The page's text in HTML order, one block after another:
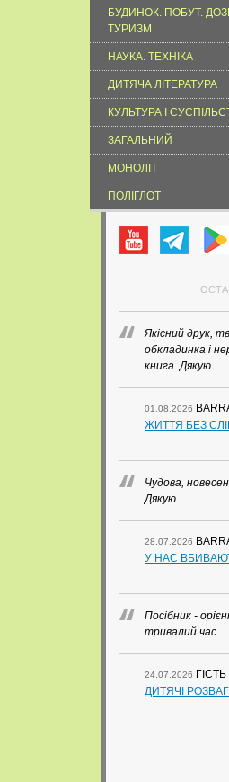
БУДИНОК. ПОБУТ.
ТУРИЗМ
НАУКА. ТЕХНІКА
ДИТЯЧА ЛІТЕРАТУРА
КУЛЬТУРА І
ЗАГАЛЬНИЙ
МОНОЛІТ
ПОЛІГЛОТ
Якісний друк,
обкладинка і
книга. Дякую
01.08.2026
ЖИТТЯ БЕЗ
Чудова,
Дякую
28.07.2026
У НАС
Посібник -
тривалий час
24.07.2026 ГІСТЬ
ДИТЯЧІ